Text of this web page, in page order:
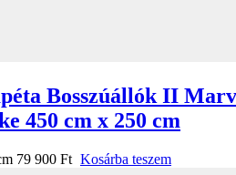
Bosszúállók II
450 cm x 250 cm
79 900 Ft Kosárba teszem